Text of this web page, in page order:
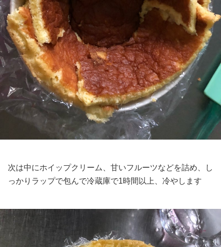
次は中にホイップクリーム、甘いフルーツなどを詰め、し
っかりラップで包んで冷蔵庫で1時間以上、冷やします